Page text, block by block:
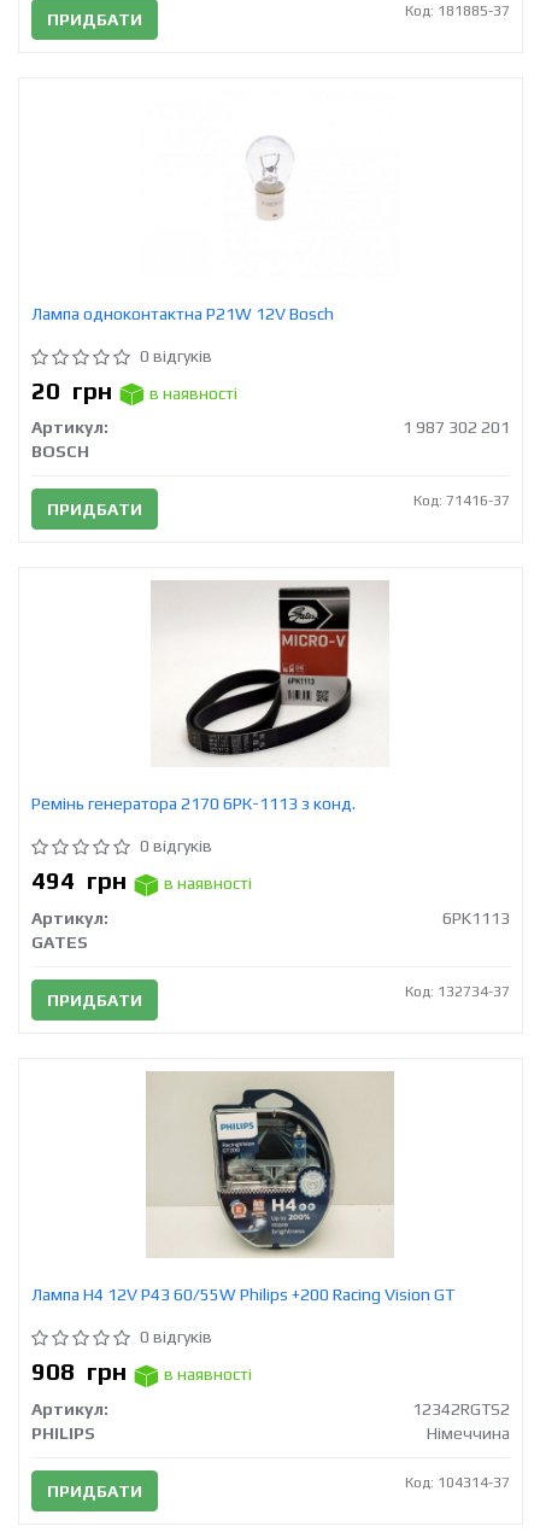
ПРИДБАТИ Код: 181885-37
Лампа одноконтактна P21W 12V Bosch
0 відгуків
20 грн
в наявності
Артикул:
1 987 302 201
BOSCH
ПРИДБАТИ Код: 71416-37
Ремінь генератора 2170 6РК-1113 з конд.
0 відгуків
494 грн
в наявності
Артикул:
6PK1113
GATES
ПРИДБАТИ Код: 132734-37
Лампа H4 12V Р43 60/55W Philips +200 Racing Vision GT
0 відгуків
908 грн
в наявності
Артикул:
12342RGTS2
PHILIPS
Німеччина
ПРИДБАТИ Код: 104314-37